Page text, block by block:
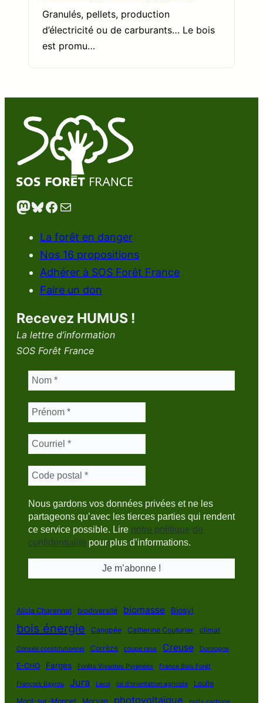
Granulés, pellets, production
d’électricité ou de carburants… Le bois
est promu…
Mastodon Bluesky Facebook E-mail
La forêt en danger
Nos 16 propositions
Adhérer à SOS Forêt France
Faire un don
Recevez HUMUS !
La lettre d’information
SOS Forêt France
Nous gardons vos données privées et ne les
partageons qu’avec les tierces parties qui rendent
ce service possible. Lire notre politique de
confidentialité pour plus d’informations.
Alicia Charennat biodiversité biomasse Biosyl
bois énergie Canopée Catherine Couturier climat
Conseil constitutionnel Corrèze coupe rase Creuse Dordogne
E-CHO Farges Forêts Vivantes Pyrénées France Bois Forêt
François Bayrou Jura Lacq loi d'orientation agricole
Loulle
Mont-sur-Monnet
Morvan photovoltaïque